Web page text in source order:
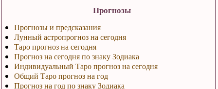
Прогнозы
Прогнозы и предсказания
Лунный астропрогноз на сегодня
Таро прогноз на сегодня
Прогноз на сегодня по знаку Зодиака
Индивидуальный Таро прогноз на сегодня
Общий Таро прогноз на год
Прогноз на год по знаку Зодиака